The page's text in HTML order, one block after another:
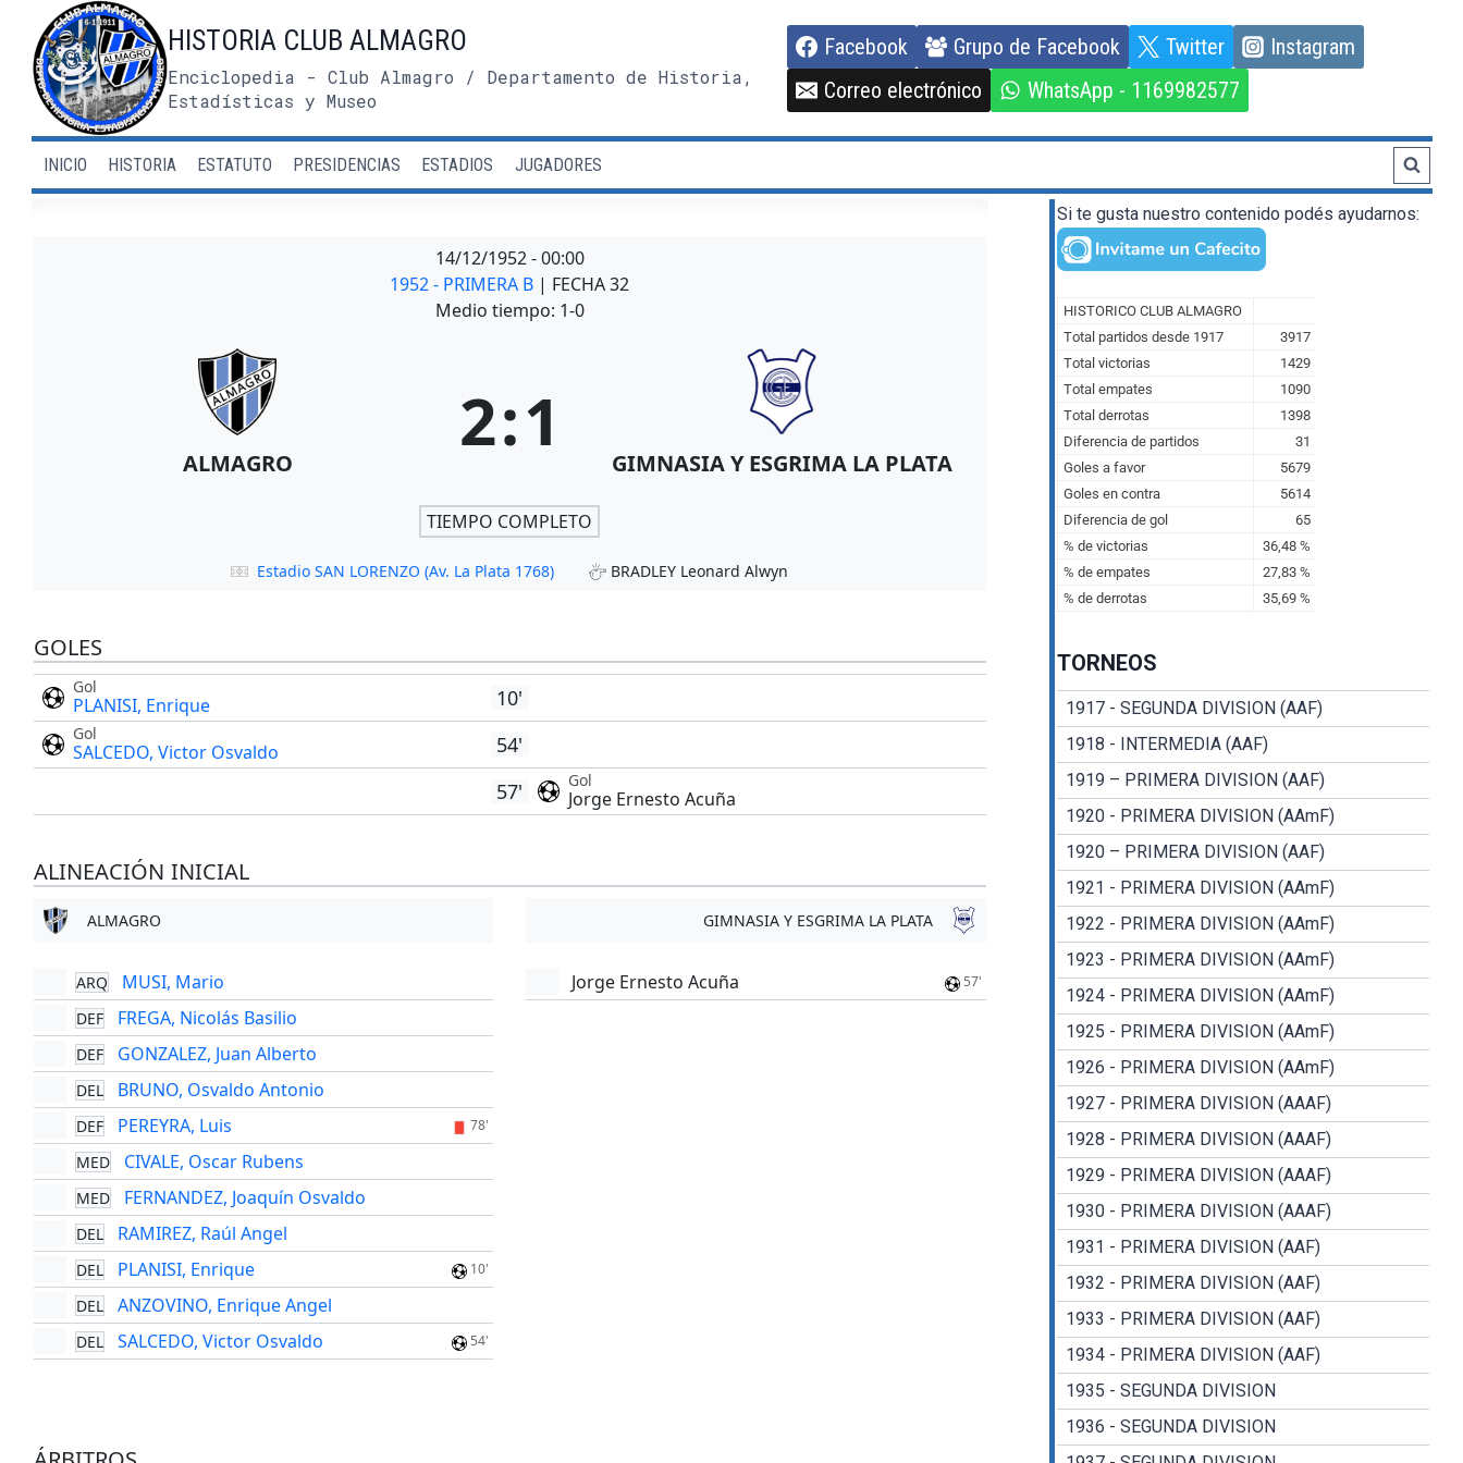
contenido
HISTORIA CLUB ALMAGRO
Enciclopedia - Club Almagro / Departamento de Historia,
Estadísticas y Museo
Facebook Grupo de Facebook Twitter
Instagram
Correo electrónico
WhatsApp - 1169982577
INICIO HISTORIA ESTATUTO PRESIDENCIAS ESTADIOS JUGADORES
14/12/1952-00:00
1952 - PRIMERA B | FECHA 32
Medio tiempo: 1-0
ALMAGRO 2:1 GIMNASIA Y ESGRIMA LA PLATA
TIEMPO COMPLETO
Estadio SAN LORENZO (Av. La Plata 1768) BRADLEY Leonard Alwyn
GOLES
Gol
PLANISI, Enrique 10'
Gol
SALCEDO, Victor Osvaldo
54'
57'
Gol
Jorge Ernesto Acuña
ALINEACIÓN INICIAL
ALMAGRO
ARQ MUSI, Mario
DEF FREGA, Nicolás Basilio
DEF GONZALEZ, Juan Alberto
DEL BRUNO, Osvaldo Antonio
DEF PEREYRA, Luis 78'
MED CIVALE, Oscar Rubens
MED FERNANDEZ, Joaquín Osvaldo
DEL RAMIREZ, Raúl Angel
DEL PLANISI, Enrique 10'
DEL ANZOVINO, Enrique Angel
DEL SALCEDO, Victor Osvaldo 54'
GIMNASIA Y ESGRIMA LA PLATA
Jorge Ernesto Acuña 57'
Si te gusta nuestro contenido podés ayudarnos:
TORNEOS
1917 - SEGUNDA DIVISION (AAF)
1918 - INTERMEDIA (AAF)
1919 – PRIMERA DIVISION (AAF)
1920 - PRIMERA DIVISION (AAmF)
1920 – PRIMERA DIVISION (AAF)
1921 - PRIMERA DIVISION (AAmF)
1922 - PRIMERA DIVISION (AAmF)
1923 - PRIMERA DIVISION (AAmF)
1924 - PRIMERA DIVISION (AAmF)
1925 - PRIMERA DIVISION (AAmF)
1926 - PRIMERA DIVISION (AAmF)
1927 - PRIMERA DIVISION (AAAF)
1928 - PRIMERA DIVISION (AAAF)
1929 - PRIMERA DIVISION (AAAF)
1930 - PRIMERA DIVISION (AAAF)
1931 - PRIMERA DIVISION (AAF)
1932 - PRIMERA DIVISION (AAF)
1933 - PRIMERA DIVISION (AAF)
1934 - PRIMERA DIVISION (AAF)
1935 - SEGUNDA DIVISION
1936 - SEGUNDA DIVISION